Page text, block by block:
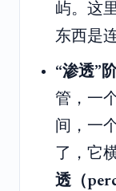
屿。这
东西是
“渗透”
管，一
间，一
了，它
透（